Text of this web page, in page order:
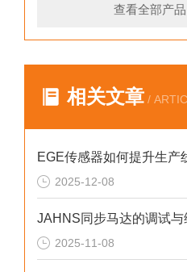
查看全部产品
相关文章 /
2025-12-08
JAHNS同步马达的调试与
2025-11-08